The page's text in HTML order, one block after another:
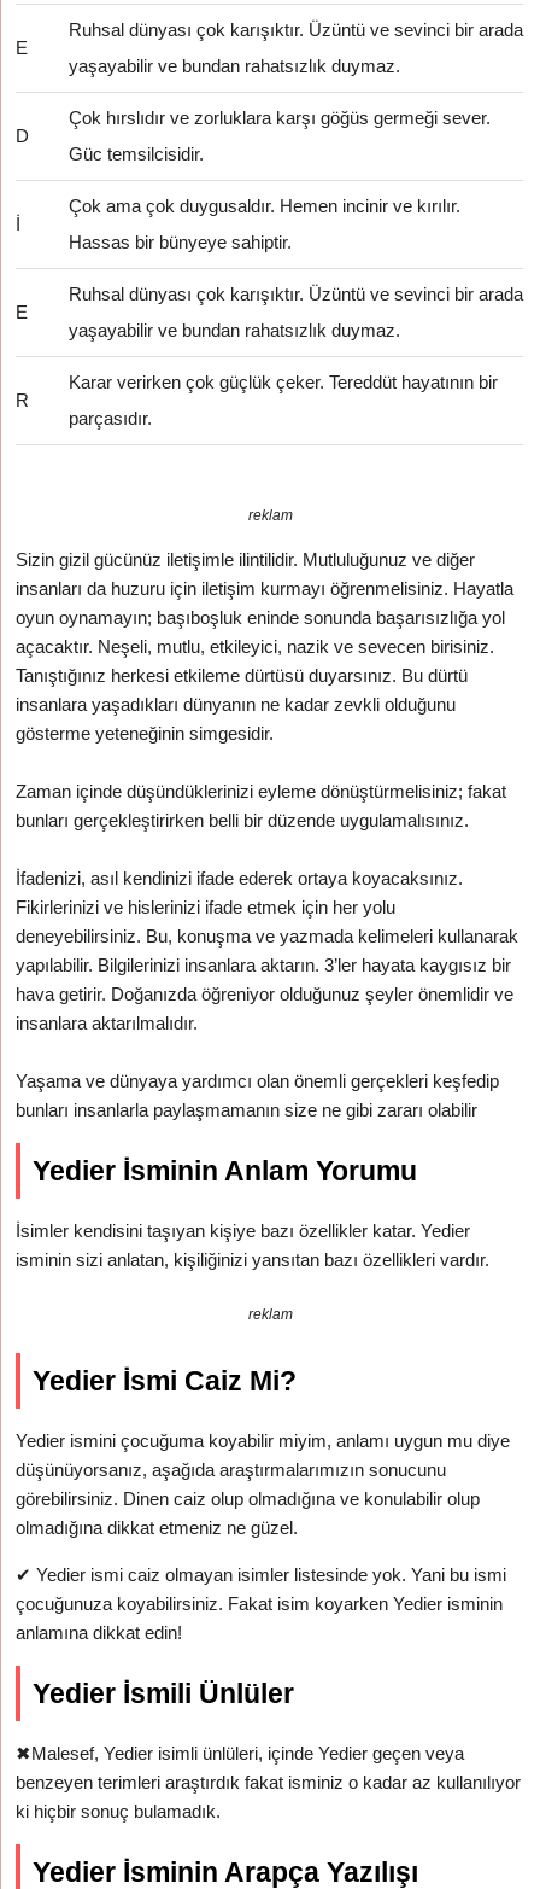
E
Ruhsal dünyası çok karışıktır. Üzüntü ve sevinci bir arada
yaşayabilir ve bundan rahatsızlık duymaz.
D
Çok hırslıdır ve zorluklara karşı göğüs germeği sever.
Güc temsilcisidir.
İ
Çok ama çok duygusaldır. Hemen incinir ve kırılır.
Hassas bir bünyeye sahiptir.
E
Ruhsal dünyası çok karışıktır. Üzüntü ve sevinci bir arada
yaşayabilir ve bundan rahatsızlık duymaz.
R
Karar verirken çok güçlük çeker. Tereddüt hayatının bir
parçasıdır.
reklam
Sizin gizil gücünüz iletişimle ilintilidir. Mutluluğunuz ve diğer
insanları da huzuru için iletişim kurmayı öğrenmelisiniz. Hayatla
oyun oynamayın; başıboşluk eninde sonunda başarısızlığa yol
açacaktır. Neşeli, mutlu, etkileyici, nazik ve sevecen birisiniz.
Tanıştığınız herkesi etkileme dürtüsü duyarsınız. Bu dürtü
insanlara yaşadıkları dünyanın ne kadar zevkli olduğunu
gösterme yeteneğinin simgesidir.
Zaman içinde düşündüklerinizi eyleme dönüştürmelisiniz; fakat
bunları gerçekleştirirken belli bir düzende uygulamalısınız.
İfadenizi, asıl kendinizi ifade ederek ortaya koyacaksınız.
Fikirlerinizi ve hislerinizi ifade etmek için her yolu
deneyebilirsiniz. Bu, konuşma ve yazmada kelimeleri kullanarak
yapılabilir. Bilgilerinizi insanlara aktarın. 3’ler hayata kaygısız bir
hava getirir. Doğanızda öğreniyor olduğunuz şeyler önemlidir ve
insanlara aktarılmalıdır.
Yaşama ve dünyaya yardımcı olan önemli gerçekleri keşfedip
bunları insanlarla paylaşmamanın size ne gibi zararı olabilir
Yedier İsminin Anlam Yorumu
İsimler kendisini taşıyan kişiye bazı özellikler katar. Yedier
isminin sizi anlatan, kişiliğinizi yansıtan bazı özellikleri vardır.
reklam
Yedier İsmi Caiz Mi?
Yedier ismini çocuğuma koyabilir miyim, anlamı uygun mu diye
düşünüyorsanız, aşağıda araştırmalarımızın sonucunu
görebilirsiniz. Dinen caiz olup olmadığına ve konulabilir olup
olmadığına dikkat etmeniz ne güzel.
✔ Yedier ismi caiz olmayan isimler listesinde yok. Yani bu ismi
çocuğunuza koyabilirsiniz. Fakat isim koyarken Yedier isminin
anlamına dikkat edin!
Yedier İsmili Ünlüler
✖Malesef, Yedier isimli ünlüleri, içinde Yedier geçen veya
benzeyen terimleri araştırdık fakat isminiz o kadar az kullanılıyor
ki hiçbir sonuç bulamadık.
Yedier İsminin Arapça Yazılışı